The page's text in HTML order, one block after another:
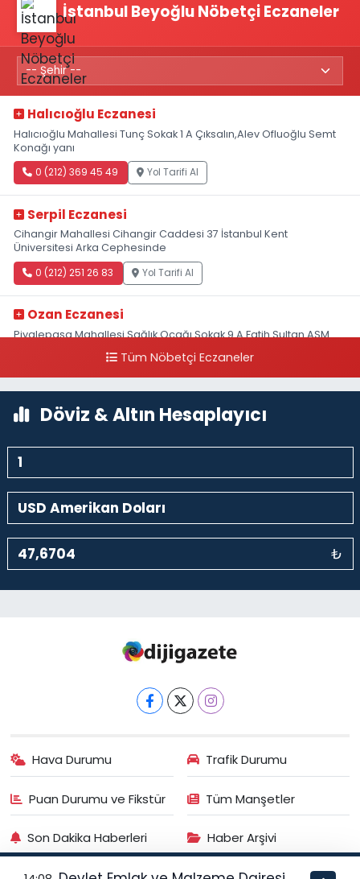
İstanbul Beyoğlu Nöbetçi Eczaneler
Halıcıoğlu Eczanesi
Halıcıoğlu Mahallesi Tunç Sokak 1 A Çıksalın,Alev Ofluoğlu Semt
Konağı yanı
0 (212) 369 45 49 Yol Tarifi Al
Serpil Eczanesi
Cihangir Mahallesi Cihangir Caddesi 37 İstanbul Kent
Üniversitesi Arka Cephesinde
0 (212) 251 26 83 Yol Tarifi Al
Ozan Eczanesi
Piyalepaşa Mahallesi Sağlık Ocağı Sokak 9 A Fatih Sultan ASM
Tüm Nöbetçi Eczaneler
Döviz & Altın Hesaplayıcı
₺
Hava Durumu Trafik Durumu
Puan Durumu ve Fikstür Tüm Manşetler
Son Dakika Haberleri Haber Arşivi